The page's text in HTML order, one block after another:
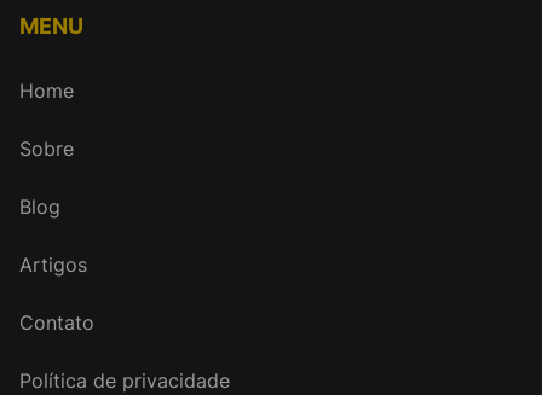
MENU
Home
Sobre
Blog
Artigos
Contato
Política de privacidade